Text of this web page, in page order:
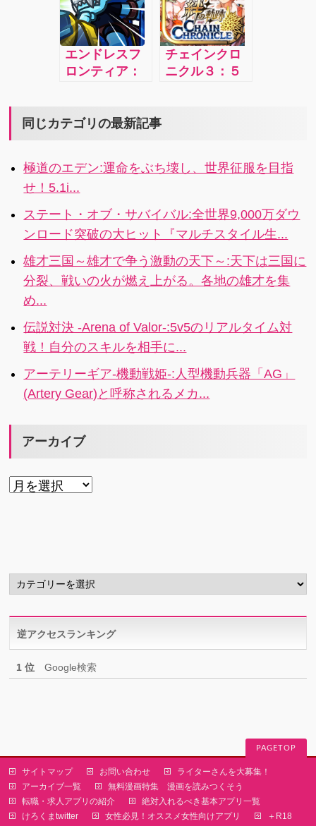
大戦略バト
ル！！仲間と
共に“ギルド
ラ”を育てて、
白熱の“ギルド
ユキのまった
く新しい物語
がはじまる
ズ」誕生！古
の英雄たちを
召喚し冒険へ
出発しよう！
4.4
エンドレスフ
ロンティア：
の放置系ゲー
レベルアップ
可能！a
チェインクロ
ニクル３：５
インシナリオ
同じカテゴリの最新記事
極道のエデン:運命をぶち壊し、世界征服を目指
せ！5.1i...
ステート・オブ・サバイバル:全世界9,000万ダウ
ンロード突破の大ヒット『マルチスタイル生...
雄才三国～雄才で争う激動の天下～:天下は三国に
分裂、戦いの火が燃え上がる。各地の雄才を集
め...
伝説対決 -Arena of Valor-:5v5のリアルタイム対
戦！自分のスキルを相手に...
アーテリーギア-機動戦姫-:人型機動兵器「AG」
(Artery Gear)と呼称されるメカ...
アーカイブ
ア
カ
テ
リ
ー逆アクセスランキング
1 位 Google検索
PAGETOP
サイトマップ お問い合わせ
ライターさんを大募集！
アーカイブ一覧
無料漫画特集 漫画を読みつくそう
転職・求人アプリの紹介
絶対入れるべき基本アプリ一覧
けろくまtwitter
女性必見！オススメ女性向けアプリ ＋R18